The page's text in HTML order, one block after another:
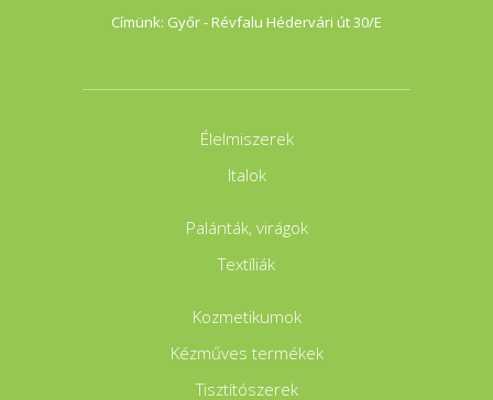
Címünk: Győr - Révfalu Hédervári út 30/E
Élelmiszerek
Italok
Palánták, virágok
Textíliák
Kozmetikumok
Kézműves termékek
Tisztítószerek